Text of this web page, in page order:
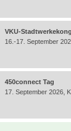
VKU-
16.-17. September
450connect Tag
17. September 2026,